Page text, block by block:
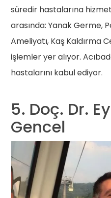
süredir hastalarına
arasında: Yanak Germe,
Ameliyatı, Kaş Kaldırma
işlemler yer alıyor.
hastalarını kabul ediyor.
5. Doç. Dr.
Gencel